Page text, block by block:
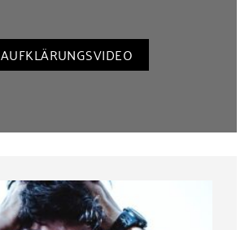
AUFKLÄRUNGSVIDEO